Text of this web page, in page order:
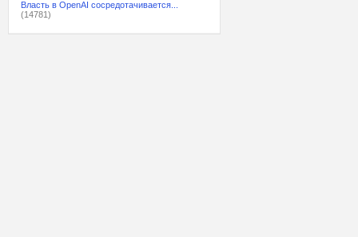
Власть в OpenAI сосредотачивается...
(14781)